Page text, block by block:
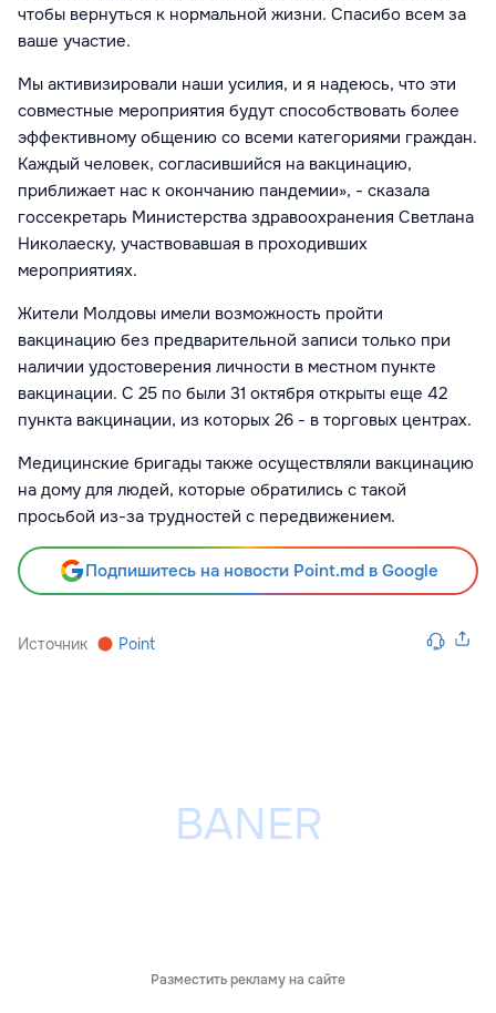
чтобы вернуться к нормальной жизни. Спасибо всем за
ваше участие.
Мы активизировали наши усилия, и я надеюсь, что эти
совместные мероприятия будут способствовать более
эффективному общению со всеми категориями граждан.
Каждый человек, согласившийся на вакцинацию,
приближает нас к окончанию пандемии», - сказала
госсекретарь Министерства здравоохранения Светлана
Николаеску, участвовавшая в проходивших
мероприятиях.
Жители Молдовы имели возможность пройти
вакцинацию без предварительной записи только при
наличии удостоверения личности в местном пункте
вакцинации. С 25 по были 31 октября открыты еще 42
пункта вакцинации, из которых 26 - в торговых центрах.
Медицинские бригады также осуществляли вакцинацию
на дому для людей, которые обратились с такой
просьбой из-за трудностей с передвижением.
Подпишитесь на новости Point.md в Google
Источник Point
Разместить рекламу на сайте